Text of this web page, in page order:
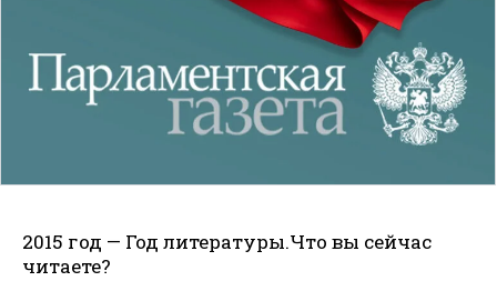
2015 год — Год литературы.Что вы сейчас
читаете?